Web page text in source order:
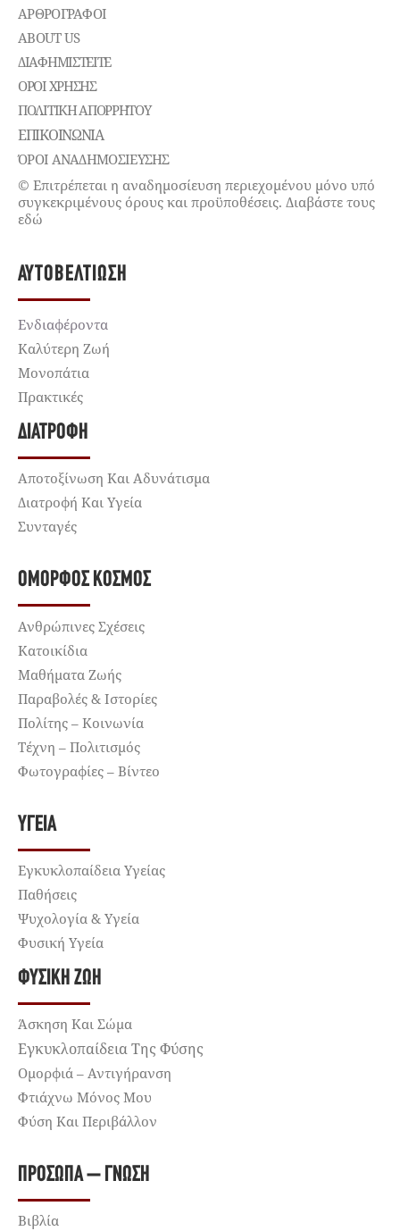
ΑΡΘΡΟΓΡΑΦΟΙ
ABOUT US
ΔΙΑΦΗΜΙΣΤΕΊΤΕ
ΌΡΟΙ ΧΡΉΣΗΣ
ΠΟΛΙΤΙΚΉ ΑΠΟΡΡΉΤΟΥ
ΕΠΙΚΟΙΝΩΝΊΑ
ΌΡΟΙ ΑΝΑΔΗΜΟΣΙΕΥΣΗΣ
© Επιτρέπεται η αναδημοσίευση περιεχομένου μόνο υπό
συγκεκριμένους όρους και προϋποθέσεις. Διαβάστε τους
εδώ
ΑΥΤΟΒΕΛΤΊΩΣΗ
Ενδιαφέροντα
Καλύτερη Ζωή
Μονοπάτια
Πρακτικές
ΔΙΑΤΡΟΦΉ
Αποτοξίνωση Και Αδυνάτισμα
Διατροφή Και Υγεία
Συνταγές
ΌΜΟΡΦΟΣ ΚΌΣΜΟΣ
Ανθρώπινες Σχέσεις
Κατοικίδια
Μαθήματα Ζωής
Παραβολές & Ιστορίες
Πολίτης – Κοινωνία
Τέχνη – Πολιτισμός
Φωτογραφίες – Βίντεο
ΥΓΕΊΑ
Εγκυκλοπαίδεια Υγείας
Παθήσεις
Ψυχολογία & Υγεία
Φυσική Υγεία
ΦΥΣΙΚΉ ΖΩΉ
Άσκηση Και Σώμα
Εγκυκλοπαίδεια Της Φύσης
Ομορφιά – Αντιγήρανση
Φτιάχνω Μόνος Μου
Φύση Και Περιβάλλον
ΠΡΌΣΩΠΑ – ΓΝΏΣΗ
Βιβλία